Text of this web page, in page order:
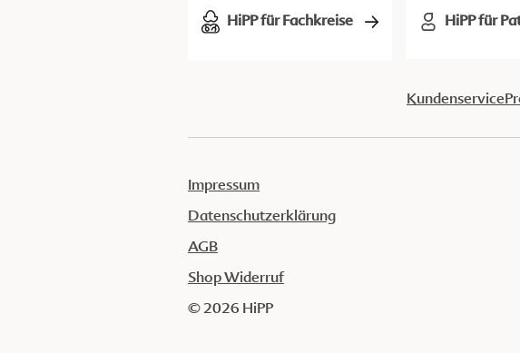
HiPP für Fachkreise HiPP für
Kundenservice
Impressum
Datenschutzerklärung
AGB
Shop Widerruf
© 2026 HiPP